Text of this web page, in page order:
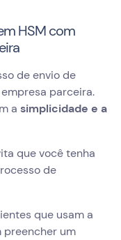
HSM com
de envio de
parceira.
a simplicidade e a
que você tenha
de
que usam a
preencher um